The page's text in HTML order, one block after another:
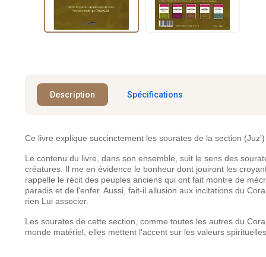
Description Spécifications
Ce livre explique succinctement les sourates de la section
Le contenu du livre, dans son ensemble, suit le sens des
créatures. Il me en évidence le bonheur dont jouiront les
rappelle le récit des peuples anciens qui ont fait montre de
paradis et de l'enfer. Aussi, fait-il allusion aux incitations du
rien Lui associer.
Les sourates de cette section, comme toutes les autres du
monde matériel, elles mettent l'accent sur les valeurs